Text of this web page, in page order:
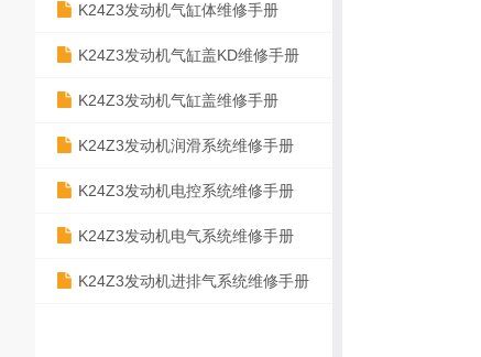
K24Z3发动机气缸体维修手册
K24Z3发动机气缸盖KD维修手册
K24Z3发动机气缸盖维修手册
K24Z3发动机润滑系统维修手册
K24Z3发动机电控系统维修手册
K24Z3发动机电气系统维修手册
K24Z3发动机进排气系统维修手册